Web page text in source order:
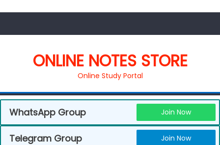
ONLINE NOTES STORE
Online Study Portal
WhatsApp Group Join Now
Telegram Group Join Now